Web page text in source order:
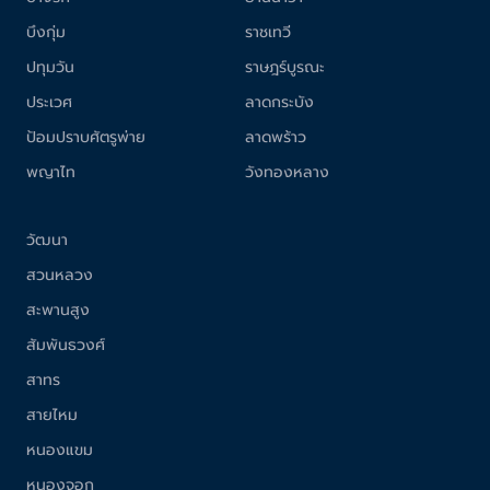
บึงกุ่ม
ปทุมวัน
ประเวศ
ป้อมปราบศัตรูพ่าย
พญาไท
ราชเทวี
ราษฎร์บูรณะ
ลาดกระบัง
ลาดพร้าว
วังทองหลาง
วัฒนา
สวนหลวง
สะพานสูง
สัมพันธวงศ์
สาทร
สายไหม
หนองแขม
หนองจอก